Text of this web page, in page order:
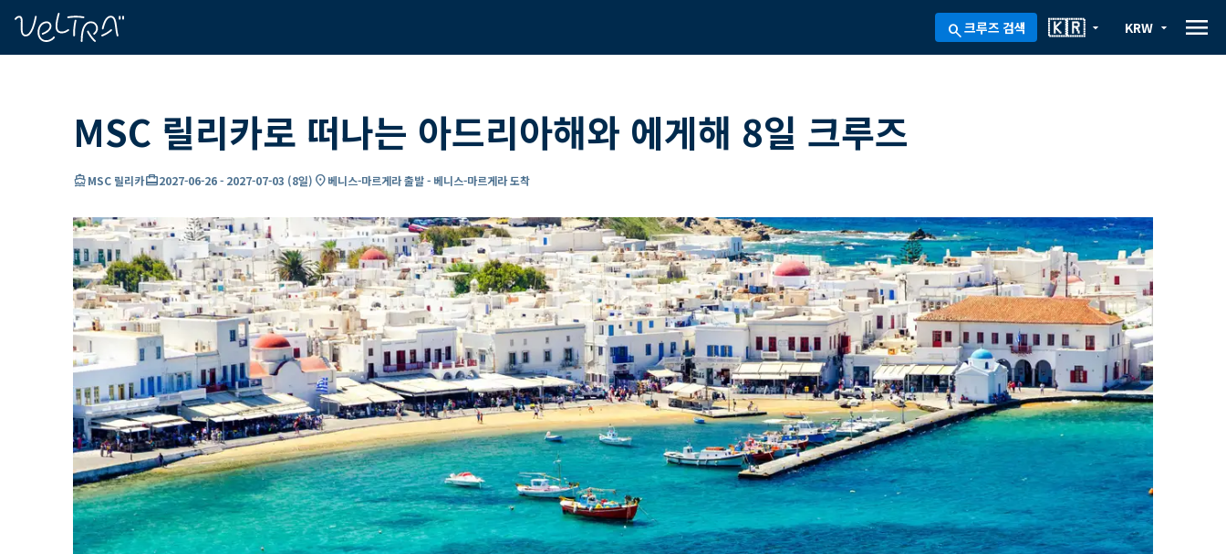
search크루즈 검색 arrow_drop_down
🇰🇷 arrow_drop_down
KRW menu
MSC 릴리카로 떠나는 아드리아해와 에게해 8일 크루즈
directions_boatMSC 릴리카card_travel2027-06-26- 2027-07-03 (8일) location_on베니스-마르게라 출발 - 베니스-마르게라 도착